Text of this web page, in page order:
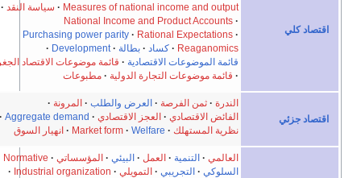
اقتصاد كلي
Measures of national income and output
سياسة النقد
National Income and Product Accounts
Purchasing power parity
Rational Expectations
Reaganomics
كساد بطالة
Development
قائمة الموضوعات الاقتصادية
قائمة موضوعات الاقتصاد الجغرافي
قائمة موضوعات التجارة الدولية
مطبوعات
اقتصاد جزئي
الندرة ثمن الفرصة العرض والطلب
المرونة
الفائض الاقتصادي
العجز الاقتصادي
Aggregate demand
نظرية المستهلك
Market form Welfare انهيار السوق
العالمي التنمية العمل البيئي المؤسساتي
Normative
السلوكي
التجريبي التمويلي
Industrial organization